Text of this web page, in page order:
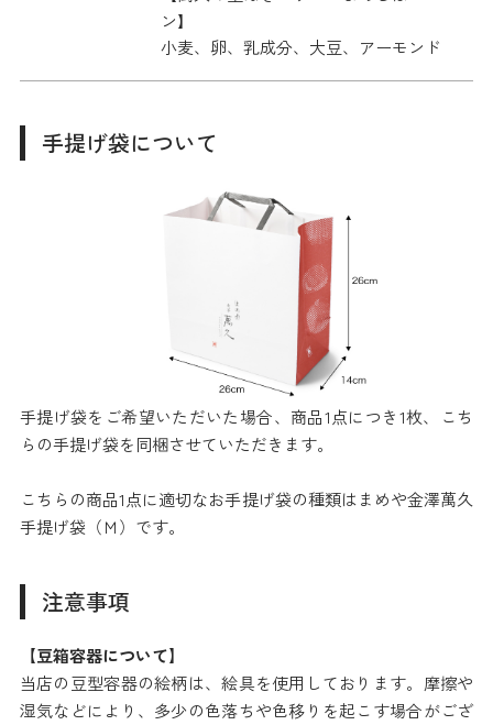
ン】
小麦、卵、乳成分、大豆、アーモンド
手提げ袋について
手提げ袋をご希望いただいた場合、商品1点につき1枚、こち
らの手提げ袋を同梱させていただきます。
こちらの商品1点に適切なお手提げ袋の種類はまめや金澤萬久
手提げ袋（Ｍ）です。
注意事項
【豆箱容器について】
当店の豆型容器の絵柄は、絵具を使用しております。摩擦や
湿気などにより、多少の色落ちや色移りを起こす場合がござ